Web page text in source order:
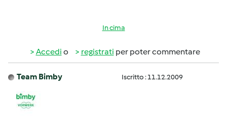
In cima
Accedi o registrati per poter commentare
Team Bimby Iscritto : 11.12.2009